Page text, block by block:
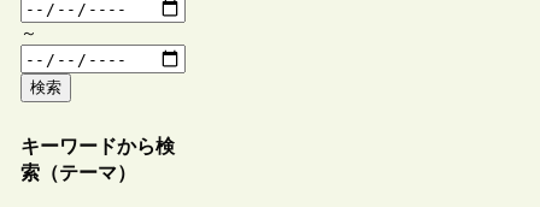
～
検索
キーワードから検
索（テーマ）